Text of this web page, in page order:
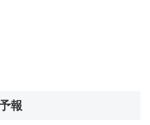
報